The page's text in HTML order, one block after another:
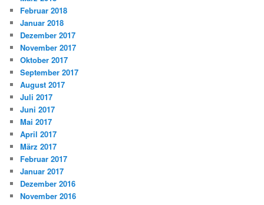
Februar 2018
Januar 2018
Dezember 2017
November 2017
Oktober 2017
September 2017
August 2017
Juli 2017
Juni 2017
Mai 2017
April 2017
März 2017
Februar 2017
Januar 2017
Dezember 2016
November 2016